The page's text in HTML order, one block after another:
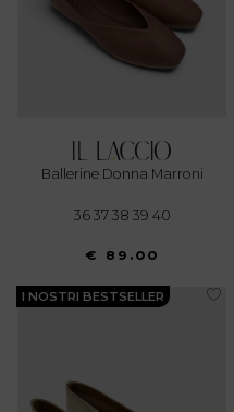
Ballerine Donna Marroni
36 37 38 39 40
€ 89.00
I NOSTRI BESTSELLER